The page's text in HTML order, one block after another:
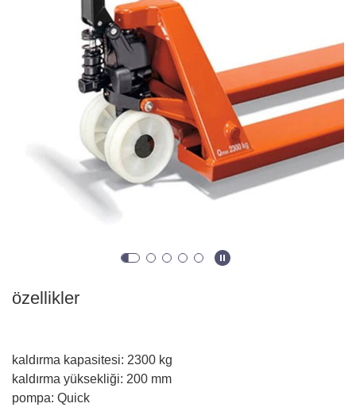
özellikler
kaldırma kapasitesi: 2300 kg
kaldırma yüksekliği: 200 mm
pompa: Quick